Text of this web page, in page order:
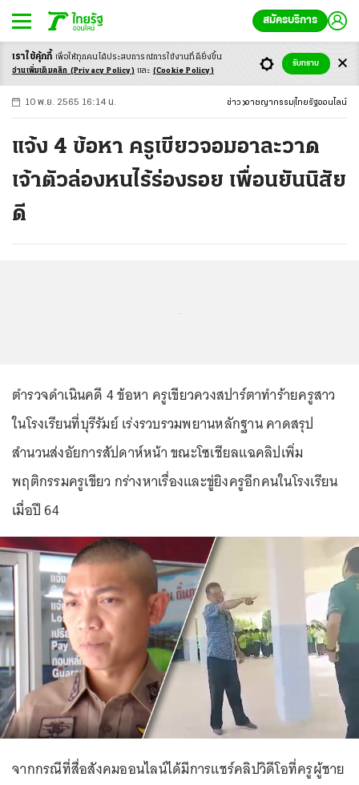
สมัครบริการ
-ก ก ก+
10 พ.ย. 2565 16:14 น. ข่าว อาชญากรรม ไทยรัฐออนไลน์
แจ้ง 4 ข้อหา ครูเขียวจอมอาละวาด
เจ้าตัวล่องหนไร้ร่องรอย เพื่อนยันนิสัย
ดี
ตำรวจดำเนินคดี 4 ข้อหา ครูเขียวควงสปาร์ตาทำร้ายครูสาว
ในโรงเรียนที่บุรีรัมย์ เร่งรวบรวมพยานหลักฐาน คาดสรุป
สำนวนส่งอัยการสัปดาห์หน้า ขณะโซเชียลแฉคลิปเพิ่ม
พฤติกรรมครูเขียว กร่างหาเรื่องและขู่ยิงครูอีกคนในโรงเรียน
เมื่อปี 64
จากกรณีที่สื่อสังคมออนไลน์ได้มีการแชร์คลิปวิดีโอที่ครูผู้ชาย
เราใช้คุ้กกี้ เพื่อให้ทุกคนได้ประสบการณ์การใช้งานที่ดียิ่งขึ้น
อ่านเพิ่มเติมคลิก (Privacy Policy) และ (Cookie Policy)
รับทราบ